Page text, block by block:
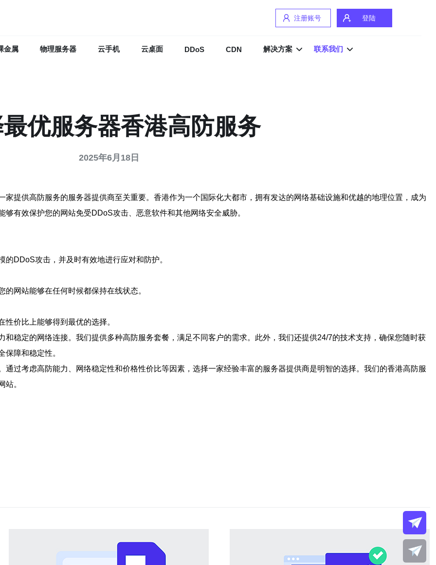
注册账号 登陆
金属 物理服务器 云手机 云桌面 DDoS CDN 解决方案 联系我们
优服务器香港高防服务
2025年6月18日
提供高防服务的服务器提供商至关重要。香港作为一个国际化大都市，拥有发达的网络基础设施和优越的地理位置，成为
有效保护您的网站免受DDoS攻击、恶意软件和其他网络安全威胁。
DDoS攻击，并及时有效地进行应对和防护。
网站能够在任何时候都保持在线状态。
价比上能够得到最优的选择。
稳定的网络连接。我们提供多种高防服务套餐，满足不同客户的需求。此外，我们还提供24/7的技术支持，确保您随时获
保障和稳定性。
过考虑高防能力、网络稳定性和价格性价比等因素，选择一家经验丰富的服务器提供商是明智的选择。我们的香港高防服
站。